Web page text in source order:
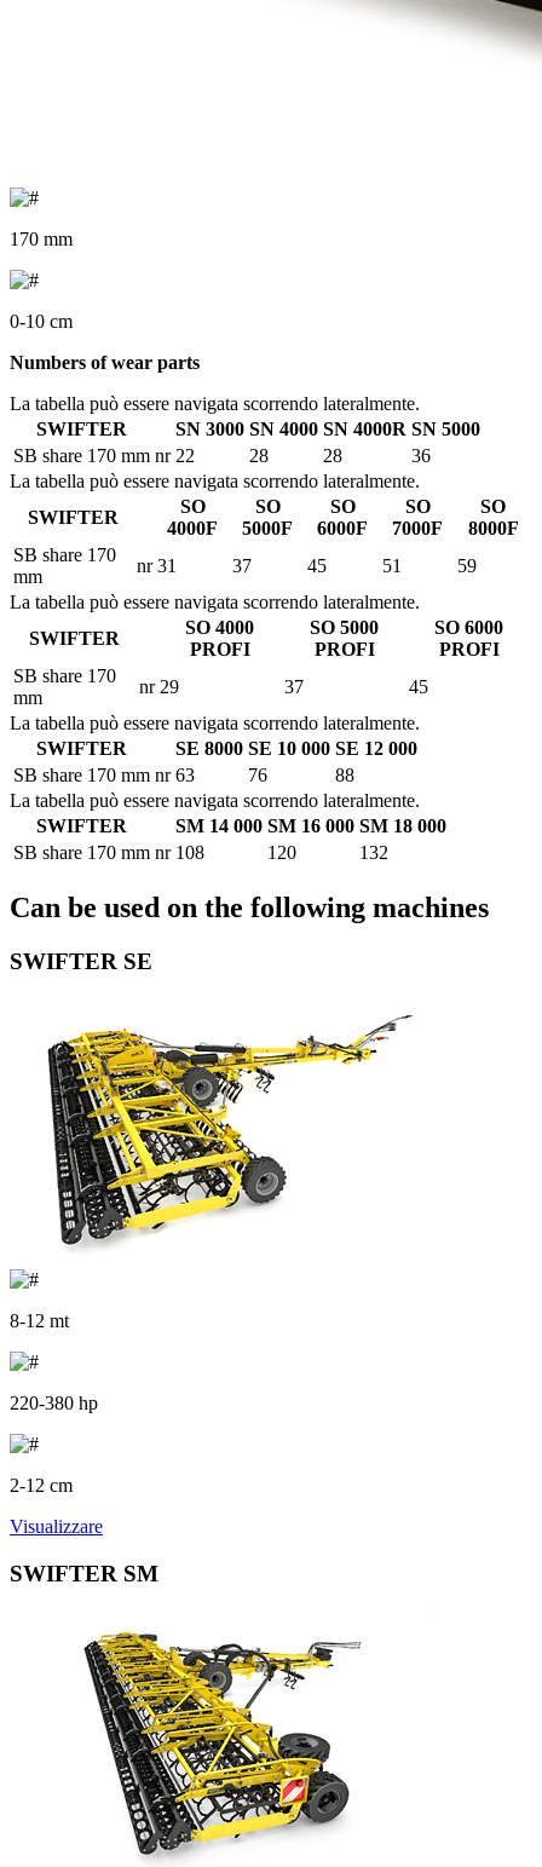
170 mm
0-10 cm
Numbers of wear parts
La tabella può essere navigata scorrendo lateralmente.
SWIFTER
SN 3000 SN 4000 SN 4000R SN 5000
SB share 170 mm nr 22 28 28
36
La tabella può essere navigata scorrendo lateralmente.
SWIFTER
SO
4000F
SO
5000F
SO
6000F
SO
7000F
SO
8000F
SB share 170
mm
nr 31 37 45 51
59
La tabella può essere navigata scorrendo lateralmente.
SWIFTER
SO 4000
PROFI
SO 5000
PROFI
SO 6000
PROFI
SB share 170
mm
nr 29 37
45
La tabella può essere navigata scorrendo lateralmente.
SWIFTER
SE 8000 SE 10 000 SE 12 000
SB share 170 mm nr 63 76
88
La tabella può essere navigata scorrendo lateralmente.
SWIFTER
SM 14 000 SM 16 000 SM 18 000
SB share 170 mm nr 108 120 132
Can be used on the following machines
SWIFTER SE
8-12 mt
220-380 hp
2-12 cm
Visualizzare
SWIFTER SM